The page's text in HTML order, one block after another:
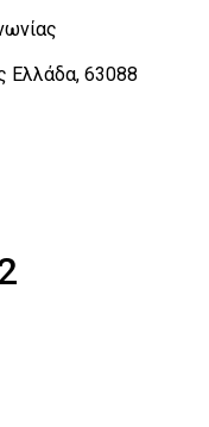
Ελλάδα, 63088